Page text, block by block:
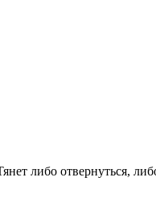
либо отвернуться,